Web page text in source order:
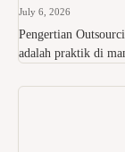
July 6, 2026
Pengertian
adalah praktik di